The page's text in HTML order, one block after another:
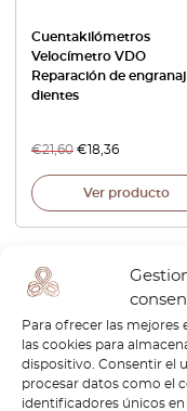
Para ofrecer las
las cookies para
dispositivo. Consentir el
procesar datos como el
identificadores únicos
Cuentakilómetros
Velocímetro VDO
Reparación de
dientes
€21,60 €18,36
Ver producto